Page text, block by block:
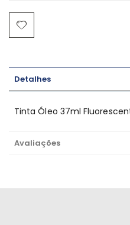
Detalhes
Tinta Óleo 37ml
Avaliações